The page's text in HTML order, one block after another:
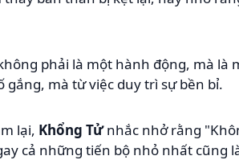
phải là một hành động, mà
mà từ việc duy trì sự bền bỉ.
lại, Khổng Tửnhắc nhở rằng
cả những tiến bộ nhỏ nhất cũng